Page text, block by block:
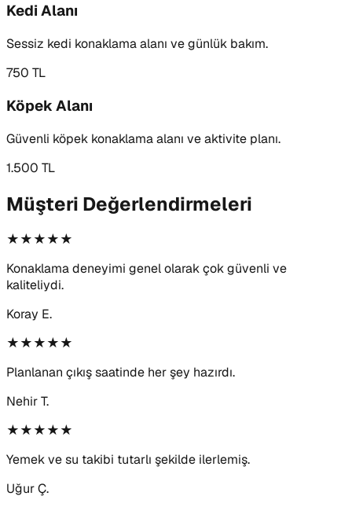
Kedi Alanı
Sessiz kedi konaklama alanı ve günlük bakım.
750 TL
Köpek Alanı
Güvenli köpek konaklama alanı ve aktivite planı.
1.500 TL
Müşteri Değerlendirmeleri
★★★★★
Konaklama deneyimi genel olarak çok güvenli ve
kaliteliydi.
Koray E.
★★★★★
Planlanan çıkış saatinde her şey hazırdı.
Nehir T.
★★★★★
Yemek ve su takibi tutarlı şekilde ilerlemiş.
Uğur Ç.